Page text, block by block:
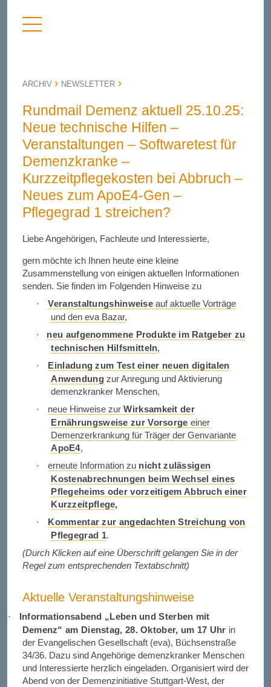
Menü
anzeigen
ARCHIV NEWSLETTER
Rundmail Demenz aktuell 25.10.25:
Neue technische Hilfen –
Veranstaltungen – Softwaretest für
Demenzkranke –
Kurzzeitpflegekosten bei Abbruch –
Neues zum ApoE4-Gen –
Pflegegrad 1 streichen?
Liebe Angehörigen, Fachleute und Interessierte,
gern möchte ich Ihnen heute eine kleine
Zusammenstellung von einigen aktuellen Informationen
senden. Sie finden im Folgenden Hinweise zu
· Veranstaltungshinweise auf aktuelle Vorträge
und den eva Bazar,
·
neu aufgenommene Produkte im Ratgeber zu
technischen Hilfsmitteln,
·
Einladung zum Test einer neuen digitalen
Anwendungzur Anregung und Aktivierung
demenzkranker Menschen,
· neue Hinweise zurWirksamkeit der
Ernährungsweise zur Vorsorge einer
Demenzerkrankung für Träger der Genvariante
ApoE4,
· erneute Information zu nicht zulässigen
Kostenabrechnungen beim Wechsel eines
Pflegeheims oder vorzeitigem Abbruch einer
Kurzzeitpflege,
·
Kommentar zur angedachten Streichung von
Pflegegrad 1.
(Durch Klicken auf eine Überschrift gelangen Sie in der
Regel zum entsprechenden Textabschnitt)
Aktuelle Veranstaltungshinweise
·
Informationsabend „Leben und Sterben mit
Demenz“ am Dienstag, 28. Oktober, um 17 Uhr in
der Evangelischen Gesellschaft (eva), Büchsenstraße
34/36. Dazu sind Angehörige demenzkranker Menschen
und Interessierte herzlich eingeladen. Organisiert wird der
Abend von der Demenzinitiative Stuttgart-West, der